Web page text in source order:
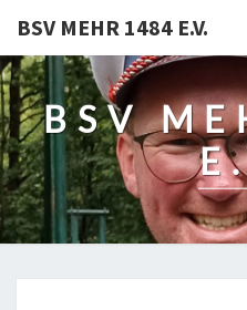
BSV MEHR 1484 E.V.
BSV